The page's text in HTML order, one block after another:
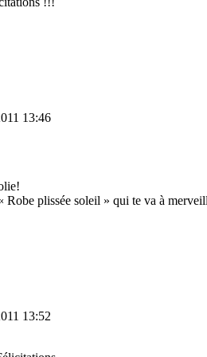
13:46
Robe plissée soleil » qui te va à
13:52